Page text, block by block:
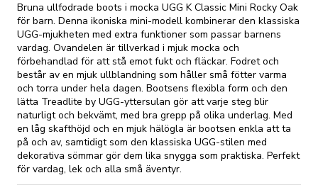
Bruna ullfodrade boots i mocka UGG K Classic Mini Rocky Oak
för barn. Denna ikoniska mini-modell kombinerar den klassiska
UGG-mjukheten med extra funktioner som passar barnens
vardag. Ovandelen är tillverkad i mjuk mocka och
förbehandlad för att stå emot fukt och fläckar. Fodret och
består av en mjuk ullblandning som håller små fötter varma
och torra under hela dagen. Bootsens flexibla form och den
lätta Treadlite by UGG-yttersulan gör att varje steg blir
naturligt och bekvämt, med bra grepp på olika underlag. Med
en låg skafthöjd och en mjuk hälögla är bootsen enkla att ta
på och av, samtidigt som den klassiska UGG-stilen med
dekorativa sömmar gör dem lika snygga som praktiska. Perfekt
för vardag, lek och alla små äventyr.